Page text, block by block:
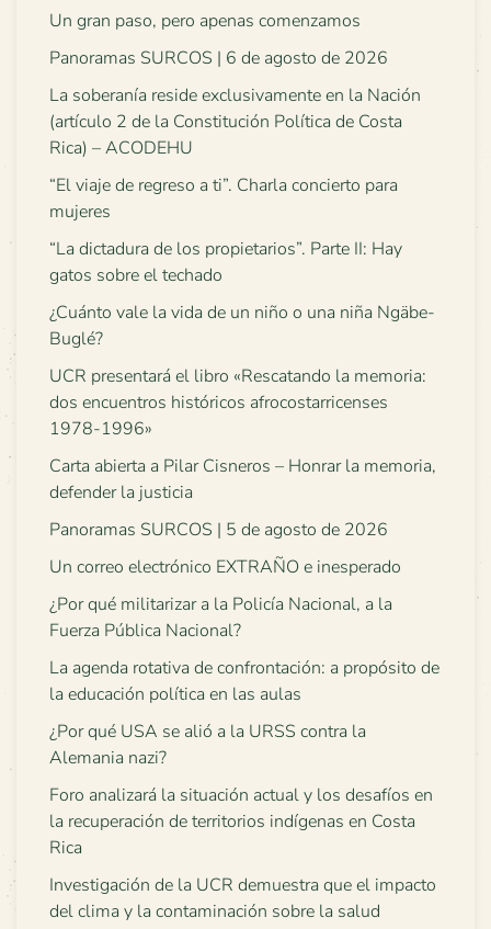
Un gran paso, pero apenas comenzamos
Panoramas SURCOS | 6 de agosto de 2026
La soberanía reside exclusivamente en la Nación
(artículo 2 de la Constitución Política de Costa
Rica) – ACODEHU
“El viaje de regreso a ti”. Charla concierto para
mujeres
“La dictadura de los propietarios”. Parte II: Hay
gatos sobre el techado
¿Cuánto vale la vida de un niño o una niña Ngäbe-
Buglé?
UCR presentará el libro «Rescatando la memoria:
dos encuentros históricos afrocostarricenses
1978-1996»
Carta abierta a Pilar Cisneros – Honrar la memoria,
defender la justicia
Panoramas SURCOS | 5 de agosto de 2026
Un correo electrónico EXTRAÑO e inesperado
¿Por qué militarizar a la Policía Nacional, a la
Fuerza Pública Nacional?
La agenda rotativa de confrontación: a propósito de
la educación política en las aulas
¿Por qué USA se alió a la URSS contra la
Alemania nazi?
Foro analizará la situación actual y los desafíos en
la recuperación de territorios indígenas en Costa
Rica
Investigación de la UCR demuestra que el impacto
del clima y la contaminación sobre la salud